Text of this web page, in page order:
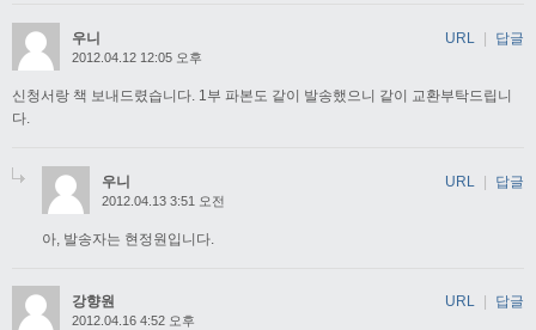
우니
2012.04.12 12:05 오후
신청서랑 책 보내드렸습니다. 1부 파본도 같이 발송했으니 같이 교환부탁드립니
다.
URL | 답글
우니
2012.04.13 3:51 오전
아, 발송자는 현정원입니다.
URL | 답글
강향원
2012.04.16 4:52 오후
URL 답글